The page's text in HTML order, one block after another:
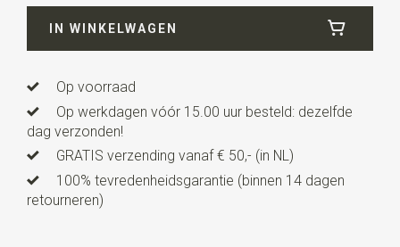
Lengteca. 147 cm
IN WINKELWAGEN
Op voorraad
Op werkdagen vóór 15.00 uur besteld: dezelfde
dag verzonden!
GRATIS verzending vanaf € 50,- (in NL)
100% tevredenheidsgarantie (binnen 14 dagen
retourneren)